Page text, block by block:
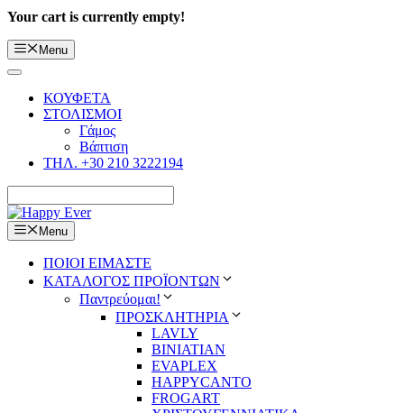
Your cart is currently empty!
Menu
ΚΟΥΦΕΤΑ
ΣΤΟΛΙΣΜΟΙ
Γάμος
Βάπτιση
ΤΗΛ. +30 210 3222194
Menu
ΠΟΙΟΙ ΕΙΜΑΣΤΕ
ΚΑΤΑΛΟΓΟΣ ΠΡΟΪΟΝΤΩΝ
Παντρεύομαι!
ΠΡΟΣΚΛΗΤΗΡΙΑ
LAVLY
BINIATIAN
EVAPLEX
HAPPYCANTO
FROGART